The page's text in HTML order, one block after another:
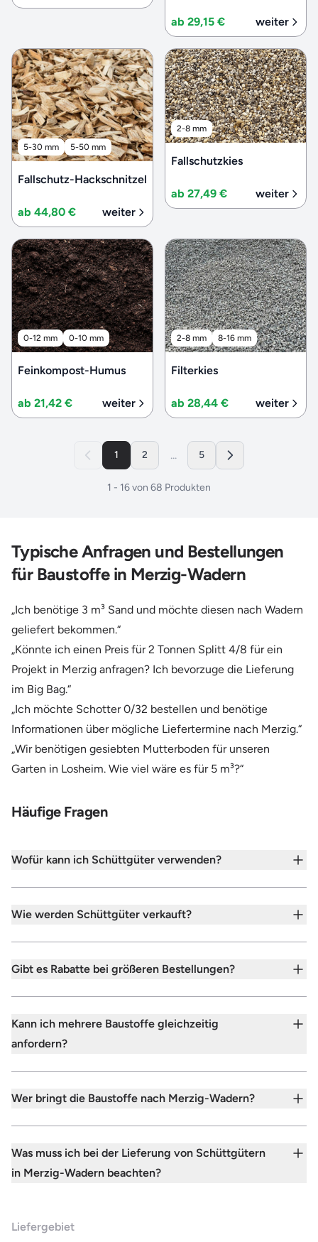
ab 29,15 € weiter
5-30 mm 5-50 mm
Fallschutz-Hackschnitzel
ab 44,80 € weiter
2-8 mm
Fallschutzkies
ab 27,49 € weiter
0-12 mm 0-10 mm
Feinkompost-Humus
ab 21,42 € weiter
2-8 mm 8-16 mm
Filterkies
ab 28,44 € weiter
1 2 ... 5
1 - 16von 68 Produkten
Typische Anfragen und Bestellungen
für Baustoffe in Merzig-Wadern
„Ich benötige 3 m³ Sand und möchte diesen nach Wadern
geliefert bekommen.“
„Könnte ich einen Preis für 2 Tonnen Splitt 4/8 für ein
Projekt in Merzig anfragen? Ich bevorzuge die Lieferung
im Big Bag.“
„Ich möchte Schotter 0/32 bestellen und benötige
Informationen über mögliche Liefertermine nach Merzig.“
„Wir benötigen gesiebten Mutterboden für unseren
Garten in Losheim. Wie viel wäre es für 5 m³?“
Häufige Fragen
Wofür kann ich Schüttgüter verwenden?
Wie werden Schüttgüter verkauft?
Gibt es Rabatte bei größeren Bestellungen?
Kann ich mehrere Baustoffe gleichzeitig
anfordern?
Wer bringt die Baustoffe nach Merzig-Wadern?
Was muss ich bei der Lieferung von Schüttgütern
in Merzig-Wadern beachten?
Liefergebiet